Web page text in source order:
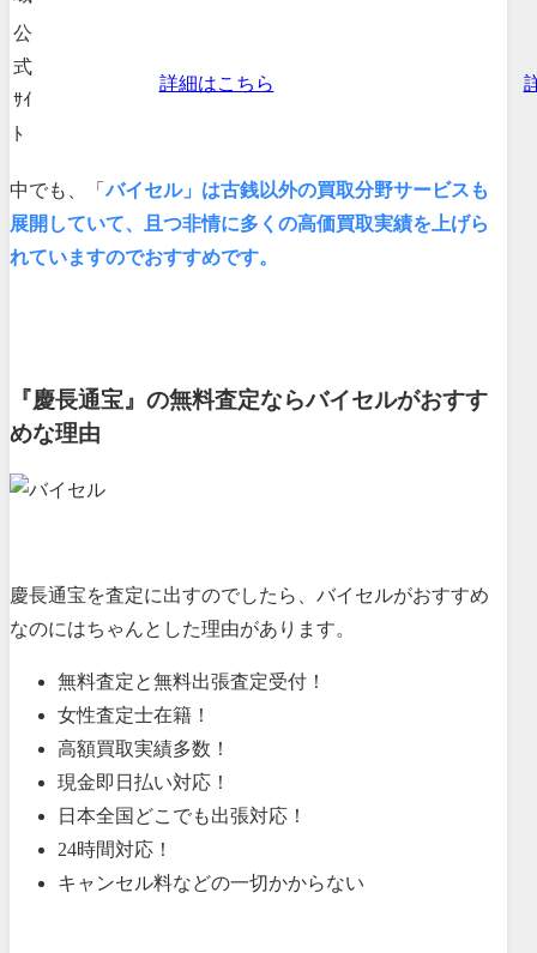
公
式
ｻｲ
ﾄ
詳細はこちら
中でも、「バイセル」は古銭以外の買取分野サービスも
展開していて、且つ非情に多くの高価買取実績を上げら
れていますのでおすすめです。
『慶長通宝』の無料査定ならバイセルがおすす
めな理由
慶長通宝を査定に出すのでしたら、バイセルがおすすめ
なのにはちゃんとした理由があります。
無料査定と無料出張査定受付！
女性査定士在籍！
高額買取実績多数！
現金即日払い対応！
日本全国どこでも出張対応！
24時間対応！
キャンセル料などの一切かからない